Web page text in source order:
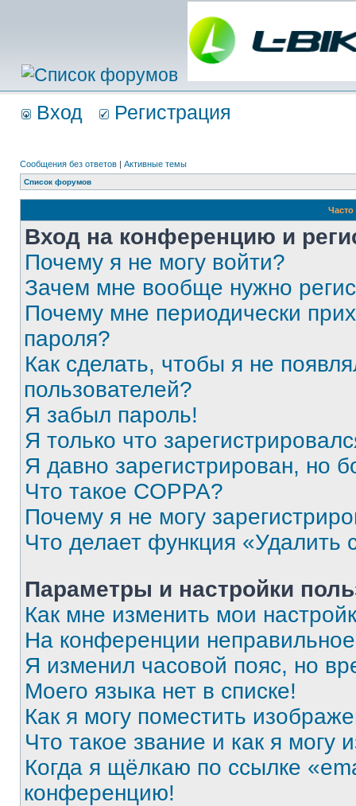
Вход Регистрация
Сообщения без ответов | Активные темы
Список форумов
Вход на конференцию и
Почему я не могу войти?
Зачем мне вообще нужно
Почему мне периодически
пароля?
Как сделать, чтобы я не
пользователей?
Я забыл пароль!
Я только что
Я давно зарегистрирован, но
Что такое COPPA?
Почему я не могу
Что делает функция «Удалить
Параметры и настройки
Как мне изменить мои
На конференции
Я изменил часовой пояс, но
Моего языка нет в списке!
Как я могу поместить
Что такое звание и как я могу
Когда я щёлкаю по ссылке
конференцию!